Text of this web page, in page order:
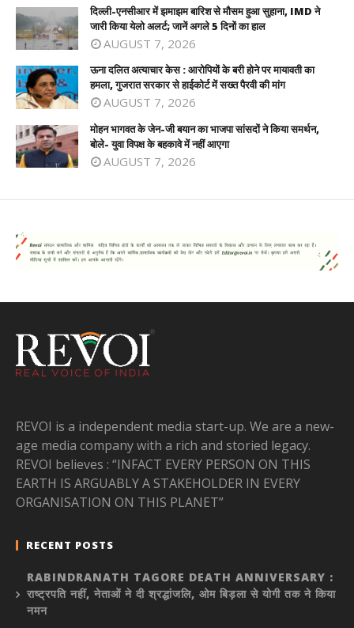
दिल्ली-एनसीआर में झमाझम बारिश से मौसम हुआ सुहाना, IMD ने
जारी किया येलो अलर्ट; जानें अगले 5 दिनों का हाल
AUGUST 7, 2026
ऊना दलित अत्याचार केस : आरोपियों के बरी होने पर मायावती का
हमला, गुजरात सरकार से हाईकोर्ट में सख्त पैरवी की मांग
AUGUST 7, 2026
मोहन भागवत के जेन-जी बयान का भाजपा सांसदों ने किया समर्थन,
बोले- युवा विपक्ष के बहकावे में नहीं आएगा
AUGUST 7, 2026
REVOI is a independent media start-up. We are a new-
age media company with a rich and storied legacy.
REVOI believes : “INFACT EVERY PERSON ON THIS
EARTH IS ARGUABLY A STAKEHOLDER IN EVERY
ORGANISATION ON THIS PLANET”
RECENT POSTS
RABINDRANATH TAGORE DEATH ANNIVERSARY :
राष्ट्रपति नहीं, नेताओं ने दी श्रद्धांजलि, ओम बिड़ला से योगी तक ने किया
नमन